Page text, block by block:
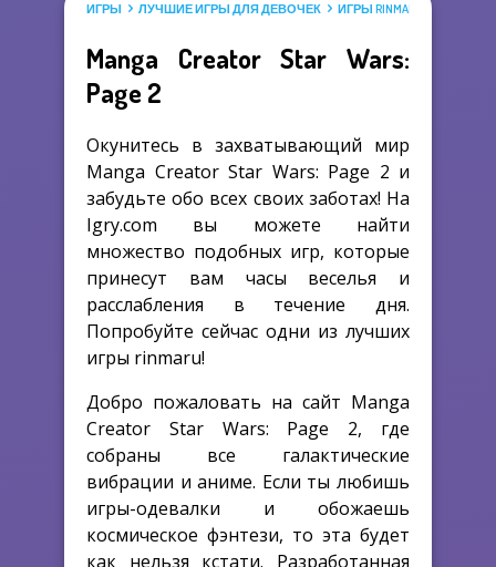
ИГРЫ ЛУЧШИЕ ИГРЫ ДЛЯ ДЕВОЧЕК ИГРЫ RINMARU
Manga Creator Star Wars:
Page 2
Окунитесь в захватывающий мир
Manga Creator Star Wars: Page 2 и
забудьте обо всех своих заботах! На
Igry.com вы можете найти
множество подобных игр, которые
принесут вам часы веселья и
расслабления в течение дня.
Попробуйте сейчас одни из лучших
игры rinmaru!
Добро пожаловать на сайт Manga
Creator Star Wars: Page 2, где
собраны все галактические
вибрации и аниме. Если ты любишь
игры-одевалки и обожаешь
космическое фэнтези, то эта будет
как нельзя кстати. Разработанная